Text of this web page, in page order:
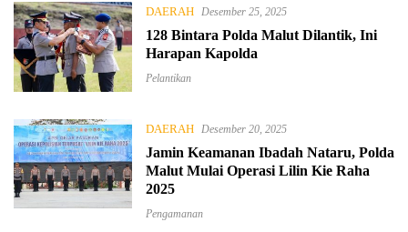
DAERAH Desember 25, 2025
128 Bintara Polda Malut Dilantik, Ini
Harapan Kapolda
Pelantikan
DAERAH Desember 20, 2025
Jamin Keamanan Ibadah Nataru, Polda
Malut Mulai Operasi Lilin Kie Raha
2025
Pengamanan